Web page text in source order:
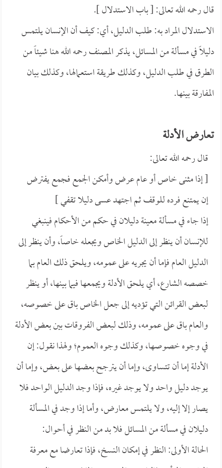
قال رحمه الله تعالى: [ باب الاستدلال ].
الاستدلال المراد به: طلب الدليل، أي: كيف أن الإنسان يلتمس
دليلاً في مسألة من المسائل، يذكر المصنف رحمه الله هنا شيئاً من
الطرق في طلب الدليل، وكذلك طريقة استعمالها، وكذلك بيان
المفارقة بينها.
تعارض الأدلة
قال رحمه الله تعالى:
[ إذا مثنى خاص أو عام عرض وأمكن الجمع فجمع يفترض
إن يمتنع فرده للوقف ثم اجتهد عسى دليلا تقفي ]
إذا جاء في مسألة معينة دليلان في حكم من الأحكام فينبغي
للإنسان أن ينظر إلى الدليل الخاص ويجعله خاصاً، وأن ينظر إلى
الدليل العام فإما أن يجريه على عمومه، ويلحق ذلك العام بما
خصصه الشارع، أي يلحق الأدلة ويجمعها فيما بينها، أو ينظر
لبعض القرائن التي تؤديه إلى جعل الخاص باق على خصوصه،
والعام باق على عمومه، وذلك لبعض الفروقات بين بعض الأدلة
في وجوه خصوصها، وكذلك وجوه العموم؛ ولهذا نقول: إن
الأدلة إما أن تتساوى، وإما أن يترجح بعضها على بعض، وإما أن
يوجد دليل واحد ولا يوجد غيره، فإذا وجد الدليل الواحد فلا
يصار إلا إليه، ولا يلتمس معارض، وأما إذا وجد في المسألة
دليلان في مسألة من المسائل فلا بد من النظر في أحوال:
الحالة الأولى: النظر في إمكان النسخ، فإذا تعارضا مع معرفة